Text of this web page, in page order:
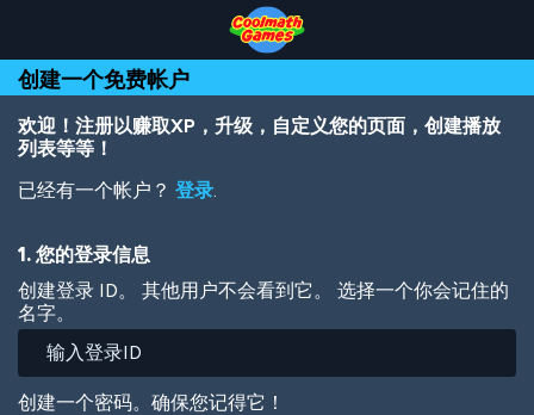
Top
of
Page
Navigation
Main
Content
Footer
到
主
要
内
容
创建一个免费帐户
欢迎！注册以赚取XP，升级，自定义您的页面，创建播放
列表等等！
已经有一个帐户？ 登录.
1. 您的登录信息
创建登录 ID。 其他用户不会看到它。 选择一个你会记住的
名字。
创建一个密码。确保您记得它！